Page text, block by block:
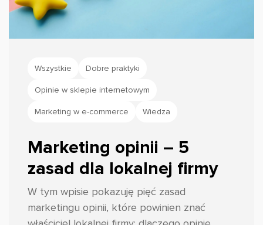
Wszystkie Dobre praktyki
Opinie w sklepie internetowym
Marketing w e-commerce Wiedza
Marketing opinii – 5
zasad dla lokalnej firmy
W tym wpisie pokazuję pięć zasad
marketingu opinii, które powinien znać